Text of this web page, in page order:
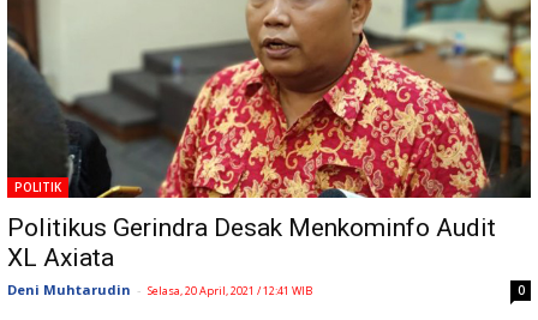
POLITIK
Politikus Gerindra Desak Menkominfo Audit
XL Axiata
Deni Muhtarudin - Selasa, 20 April, 2021 / 12:41 WIB 0